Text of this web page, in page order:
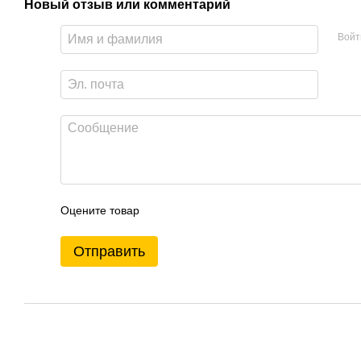
Новый отзыв или комментарий
Оцените товар
Отправить